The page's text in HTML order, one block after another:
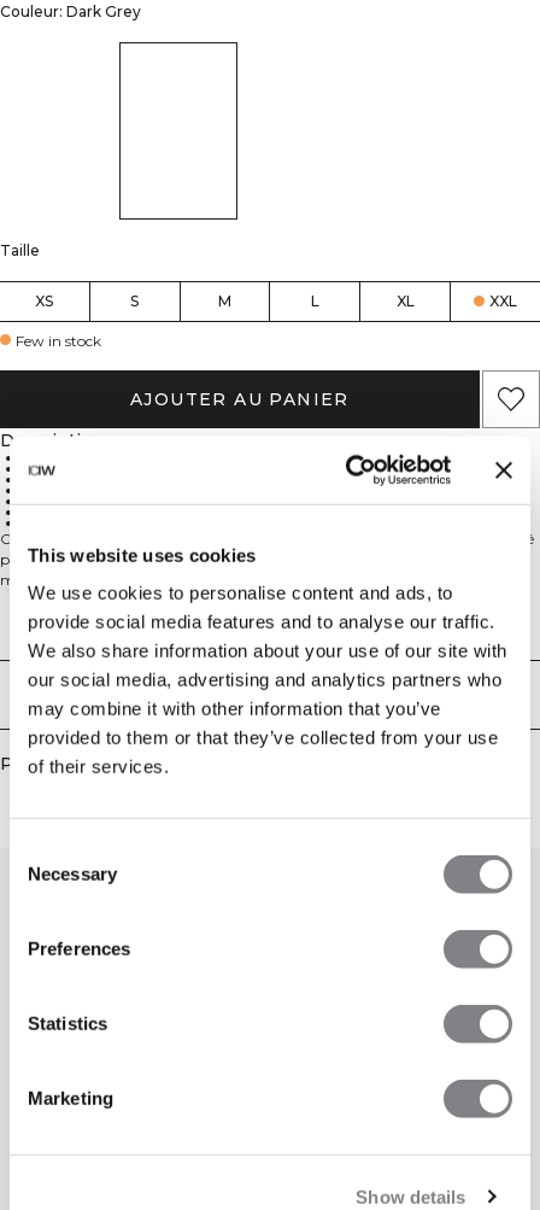
This website uses cookies
We use cookies to personalise content and ads, to
provide social media features and to analyse our traffic.
We also share information about your use of our site with
our social media, advertising and analytics partners who
may combine it with other information that you’ve
provided to them or that they’ve collected from your use
of their services.
Selection
Necessary
Preferences
Statistics
Marketing
Show details
Couleur: Dark Grey
Taille
XS S M L XL XXL
Few in stock
AJOUTER AU PANIER
Description
Moisture-wicking fabric
Removable cups
Contrast detailing
Cette brassière de sport 2-en-1 est fabriquée avec un tissu évacuant l'humidité
pour vous garder au sec et un stretch 4 directions pour une liberté de
mouvement totale. Les bonnets amovibles permettent un soutien
personnalisable, tandis que la fermeture éclair frontale ajoute à la fois praticité
et style. Avec des détails contrastés et une longueur courte, cette brassière de
sport est conçue pour performer. Le logo répété sur la fermeture éclair ajoute
une touche distinctive à la marque pour un look d'entraînement élégant. 77%
Nylon, 23% Elastane.
Aspects techniques
Livraison & retours
Produits similaires